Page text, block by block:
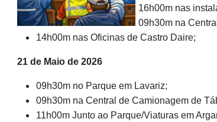
16h00m nas
09h30m na
14h00m nas Oficinas de Castro Daire;
21 de Maio de 2026
09h30m no Parque em Lavariz;
09h30m na Central de Camionagem de
11h00m Junto ao Parque/Viaturas em